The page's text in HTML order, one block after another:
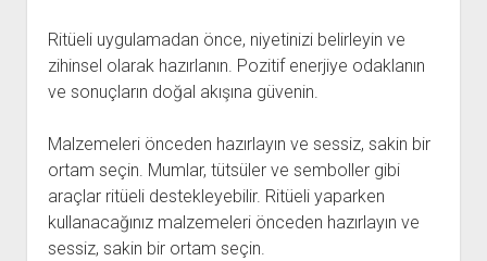
Ritüeli uygulamadan önce, niyetinizi belirleyin ve
zihinsel olarak hazırlanın. Pozitif enerjiye odaklanın
ve sonuçların doğal akışına güvenin.
Malzemeleri önceden hazırlayın ve sessiz, sakin bir
ortam seçin. Mumlar, tütsüler ve semboller gibi
araçlar ritüeli destekleyebilir. Ritüeli yaparken
kullanacağınız malzemeleri önceden hazırlayın ve
sessiz, sakin bir ortam seçin.